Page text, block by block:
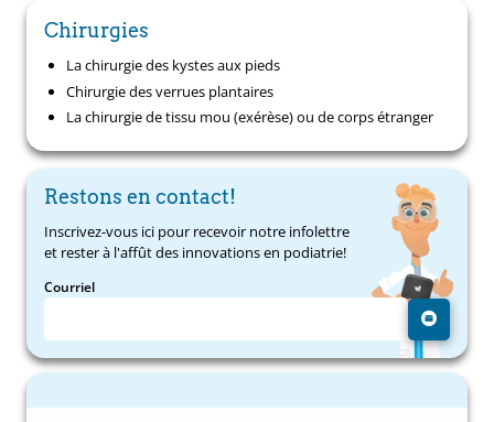
Chirurgies
La chirurgie des kystes aux pieds
Chirurgie des verrues plantaires
La chirurgie de tissu mou (exérèse) ou de corps étranger
Restons en contact!
Inscrivez-vous ici pour recevoir notre infolettre
et rester à l'affût des innovations en podiatrie!
Courriel